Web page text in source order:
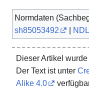
Normdaten
sh85053492
NDL
Dieser Artikel wurde
Der Text ist unter
Alike 4.0